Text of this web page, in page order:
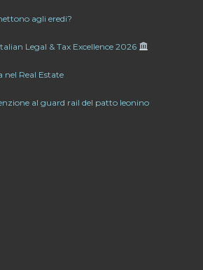
agli eredi?
Legal & Tax Excellence 2026
nel Real Estate
al guard rail del patto leonino